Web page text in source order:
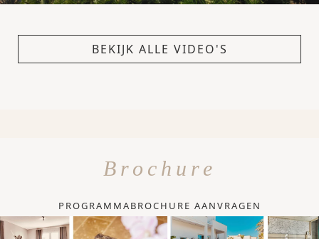
BEKIJK ALLE VIDEO'S
Brochure
PROGRAMMABROCHURE AANVRAGEN